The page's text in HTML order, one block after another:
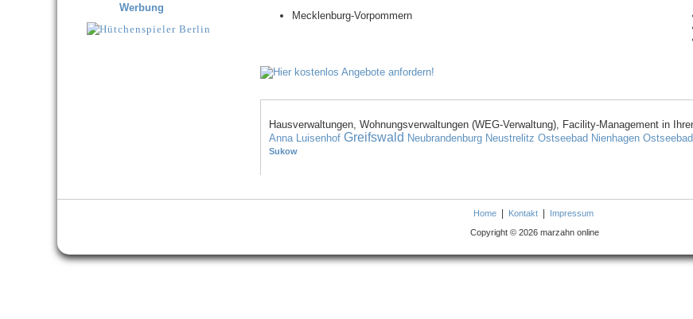
Mecklenburg-Vorpommern
Hausverwaltungen, Wohnungsverwaltungen (WEG-Verwaltung), Facility-Management in
Anna Luisenhof Greifswald Neubrandenburg Neustrelitz Ostseebad Nienhagen
Sukow
Werbung
Home | Kontakt | Impressum
Copyright © 2026 marzahn online